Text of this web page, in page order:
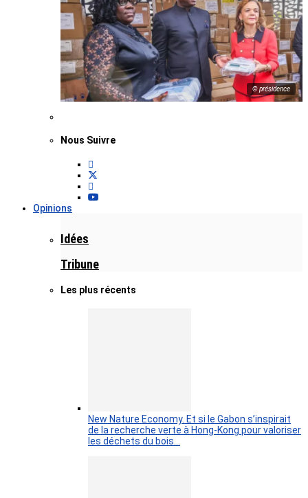
© présidence
Nous Suivre
Opinions
Idées
Tribune
Les plus récents
New Nature Economy. Et si le Gabon s’inspirait
de la recherche verte à Hong-Kong pour valoriser
les déchets du bois…